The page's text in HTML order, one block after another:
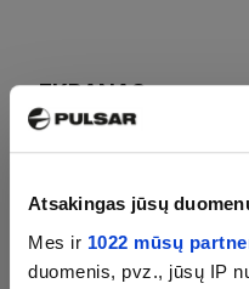
Atsakingas jūsų
Mes ir 1022 mūsų
duomenis, pvz., jūsų IP
EKRANAS
Tipas
NUOTOLIO